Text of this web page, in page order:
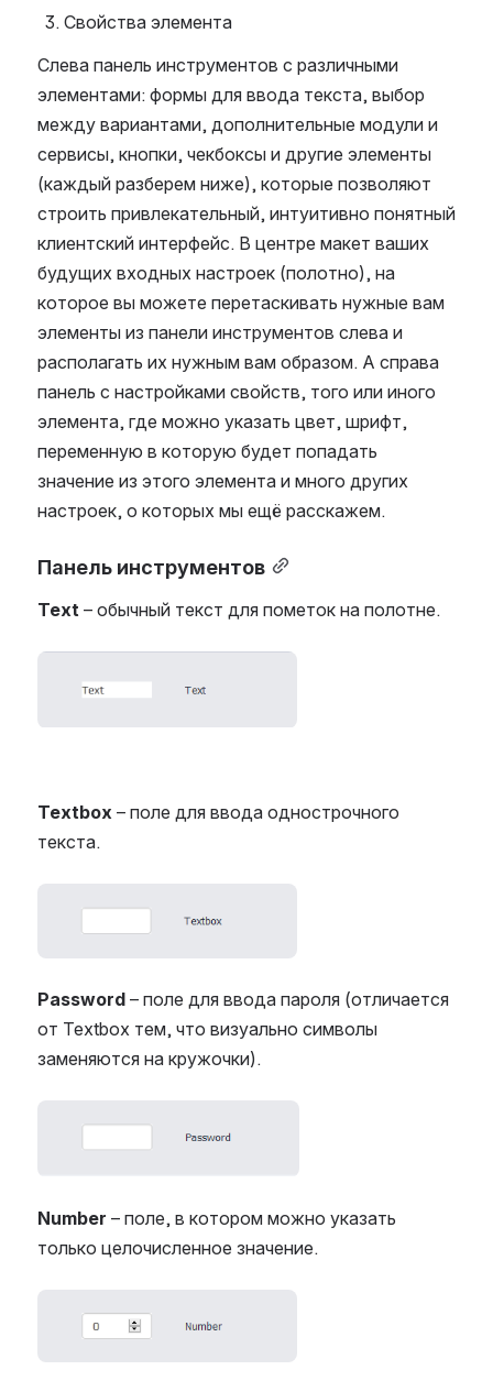
Свойства элемента
Слева панель инструментов с различными
элементами: формы для ввода текста, выбор
между вариантами, дополнительные модули и
сервисы, кнопки, чекбоксы и другие элементы
(каждый разберем ниже), которые позволяют
строить привлекательный, интуитивно понятный
клиентский интерфейс. В центре макет ваших
будущих входных настроек (полотно), на
которое вы можете перетаскивать нужные вам
элементы из панели инструментов слева и
располагать их нужным вам образом. А справа
панель с настройками свойств, того или иного
элемента, где можно указать цвет, шрифт,
переменную в которую будет попадать
значение из этого элемента и много других
настроек, о которых мы ещё расскажем.
Панель инструментов
Text – обычный текст для пометок на полотне.
Textbox – поле для ввода однострочного
текста.
Password – поле для ввода пароля (отличается
от Textbox тем, что визуально символы
заменяются на кружочки).
Number – поле, в котором можно указать
только целочисленное значение.